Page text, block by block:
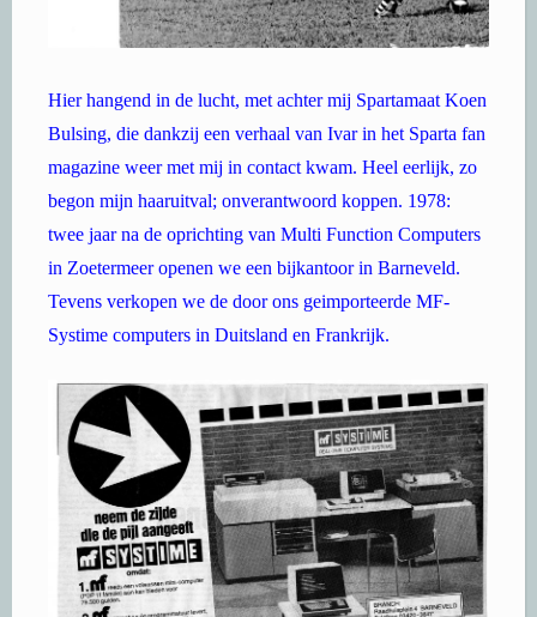
Hier hangend in de lucht, met achter mij Spartamaat Koen
Bulsing, die dankzij een verhaal van Ivar in het Sparta fan
magazine weer met mij in contact kwam. Heel eerlijk, zo
begon mijn haaruitval; onverantwoord koppen. 1978:
twee jaar na de oprichting van Multi Function Computers
in Zoetermeer openen we een bijkantoor in Barneveld.
Tevens verkopen we de door ons geimporteerde MF-
Systime computers in Duitsland en Frankrijk.